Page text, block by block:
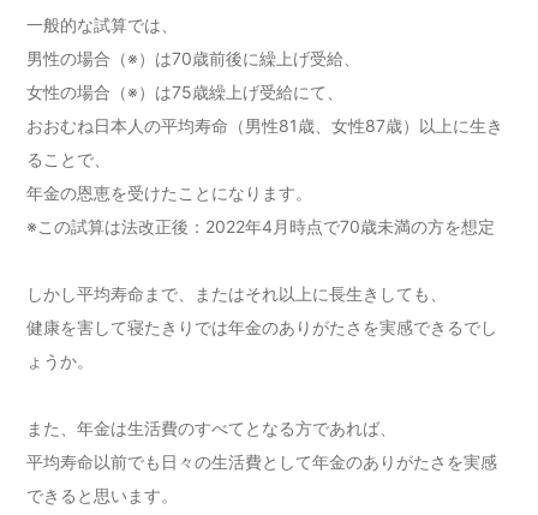
一般的な試算では、
男性の場合（※）は70歳前後に繰上げ受給、
女性の場合（※）は75歳繰上げ受給にて、
おおむね日本人の平均寿命（男性81歳、女性87歳）以上に生き
ることで、
年金の恩恵を受けたことになります。
※この試算は法改正後：2022年4月時点で70歳未満の方を想定
しかし平均寿命まで、またはそれ以上に長生きしても、
健康を害して寝たきりでは年金のありがたさを実感できるでし
ょうか。
また、年金は生活費のすべてとなる方であれば、
平均寿命以前でも日々の生活費として年金のありがたさを実感
できると思います。